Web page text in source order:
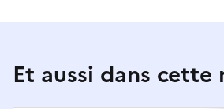
Et aussi dans cette